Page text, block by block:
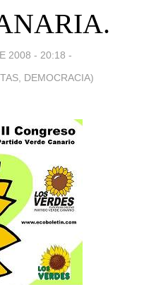
2008 - 20:18 -
DEMOCRACIA)